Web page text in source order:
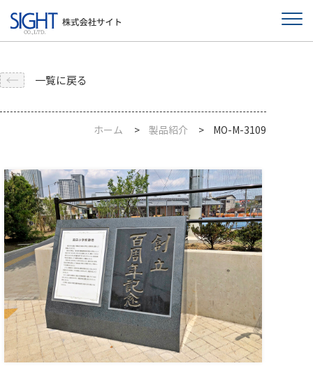
一覧に戻る
ホーム 製品紹介 MO-M-3109